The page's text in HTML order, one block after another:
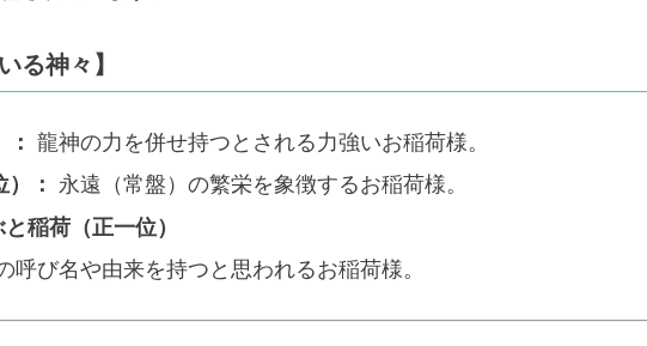
る神々】
龍神の力を併せ持つとされる力強いお稲荷様。
：
永遠（常盤）の繁栄を象徴するお稲荷様。
稲荷（正一位）
呼び名や由来を持つと思われるお稲荷様。